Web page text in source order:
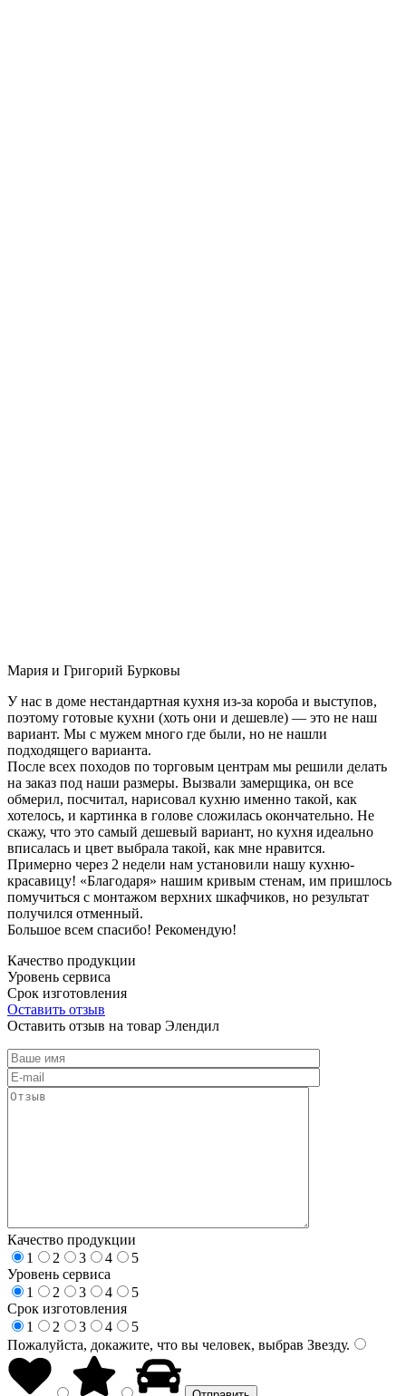
Мария и Григорий Бурковы
У нас в доме нестандартная кухня из-за короба и выступов,
поэтому готовые кухни (хоть они и дешевле) — это не наш
вариант. Мы с мужем много где были, но не нашли
подходящего варианта.
После всех походов по торговым центрам мы решили делать
на заказ под наши размеры. Вызвали замерщика, он все
обмерил, посчитал, нарисовал кухню именно такой, как
хотелось, и картинка в голове сложилась окончательно. Не
скажу, что это самый дешевый вариант, но кухня идеально
вписалась и цвет выбрала такой, как мне нравится.
Примерно через 2 недели нам установили нашу кухню-
красавицу! «Благодаря» нашим кривым стенам, им пришлось
помучиться с монтажом верхних шкафчиков, но результат
получился отменный.
Большое всем спасибо! Рекомендую!
Качество продукции
Уровень сервиса
Срок изготовления
Оставить отзыв
Оставить отзыв на товар Элендил
Качество продукции
1
2 3 4
5
Уровень сервиса
1
2 3 4
5
Срок изготовления
1
2 3 4
5
Пожалуйста, докажите, что вы человек, выбрав Звезду.